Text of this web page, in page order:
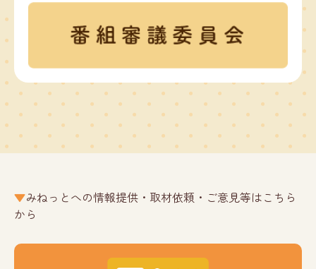
みねっとへの情報提供・取材依頼・ご意見等はこちら
から